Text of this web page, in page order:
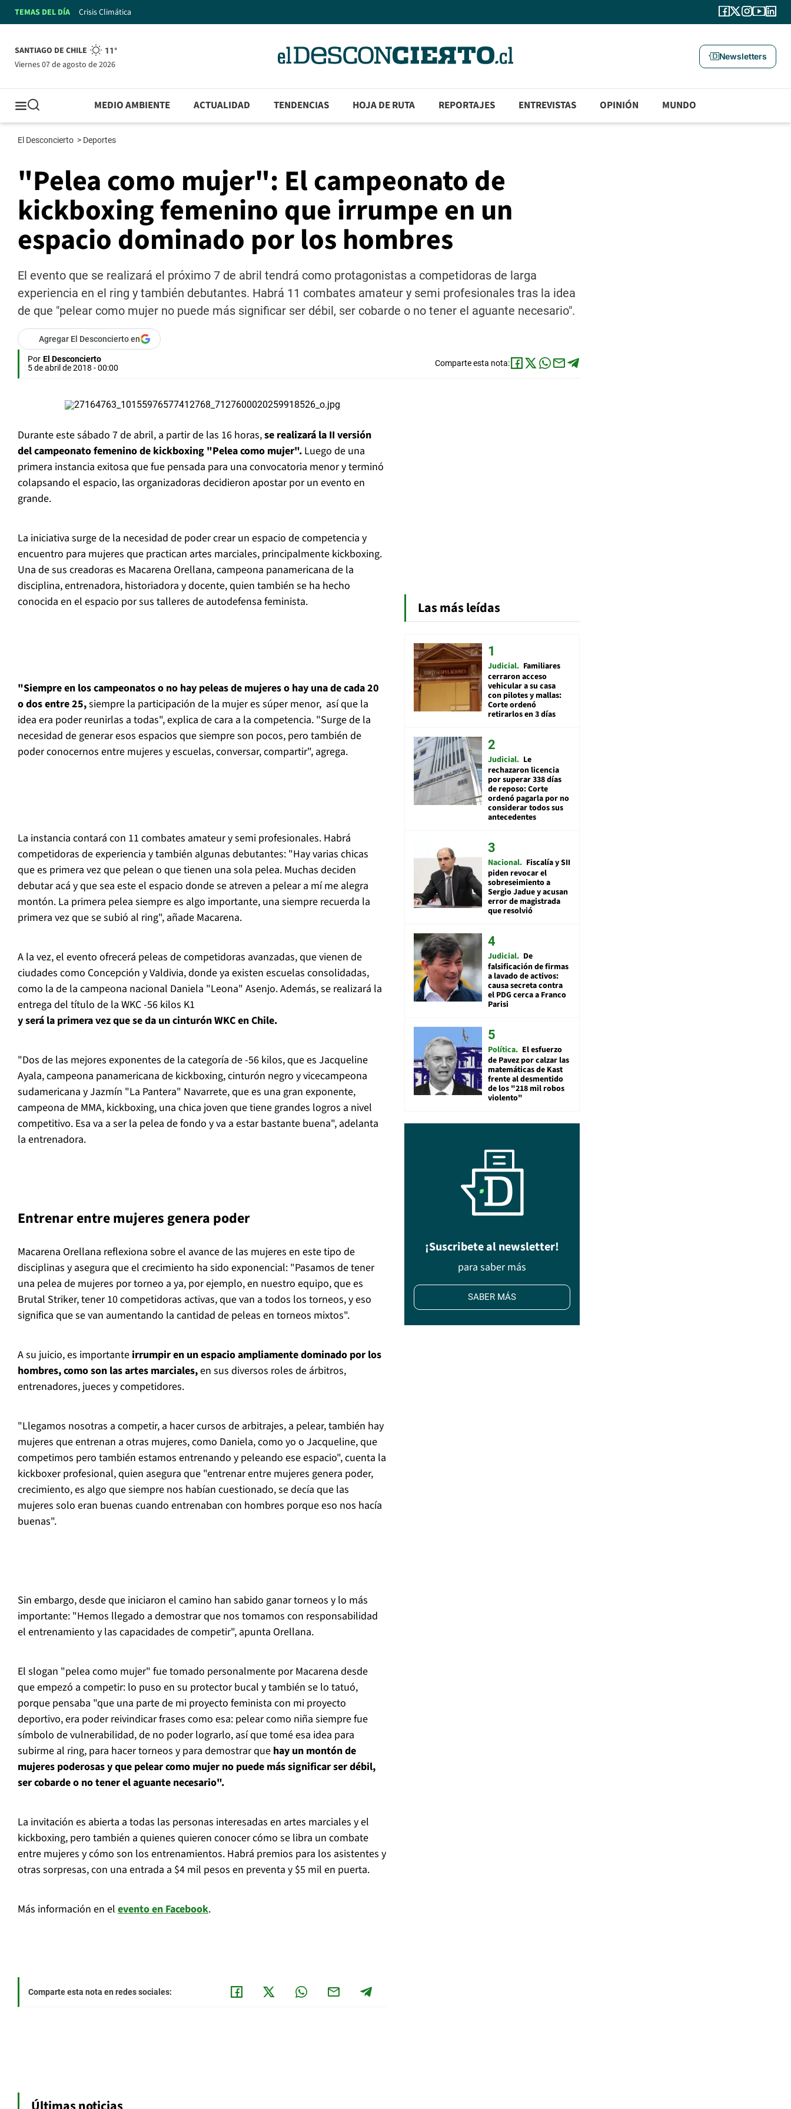
TEMAS DEL DÍA Crisis Climática
SANTIAGO DE CHILE 11°
viernes 07 de agosto de 2026
Newsletters
MEDIO AMBIENTE ACTUALIDAD TENDENCIAS HOJA DE RUTA REPORTAJES ENTREVISTAS OPINIÓN MUNDO
El Desconcierto > Deportes
"Pelea como mujer": El campeonato de
kickboxing femenino que irrumpe en un
espacio dominado por los hombres
El evento que se realizará el próximo 7 de abril tendrá como protagonistas a competidoras de larga
experiencia en el ring y también debutantes. Habrá 11 combates amateur y semi profesionales tras la idea
de que "pelear como mujer no puede más significar ser débil, ser cobarde o no tener el aguante necesario".
Agregar El Desconcierto en
Por El Desconcierto
5 de abril de 2018 - 00:00
Comparte esta nota:
Durante este sábado 7 de abril, a partir de las 16 horas,se realizará la II versión
del campeonato femenino de kickboxing "Pelea como mujer". Luego de una
primera instancia exitosa que fue pensada para una convocatoria menor y terminó
colapsando el espacio, las organizadoras decidieron apostar por un evento en
grande.
La iniciativa surge de la necesidad de poder crear un espacio de competencia y
encuentro para mujeres que practican artes marciales, principalmente kickboxing.
Una de sus creadoras es Macarena Orellana, campeona panamericana de la
disciplina, entrenadora, historiadora y docente, quien también se ha hecho
conocida en el espacio por sus talleres de autodefensa feminista.
"Siempre en los campeonatos o no hay peleas de mujeres o hay una de cada 20
o dos entre 25,siempre la participación de la mujer es súper menor, así que la
idea era poder reunirlas a todas", explica de cara a la competencia. "Surge de la
necesidad de generar esos espacios que siempre son pocos, pero también de
poder conocernos entre mujeres y escuelas, conversar, compartir", agrega.
La instancia contará con 11 combates amateur y semi profesionales. Habrá
competidoras de experiencia y también algunas debutantes: "Hay varias chicas
que es primera vez que pelean o que tienen una sola pelea. Muchas deciden
debutar acá y que sea este el espacio donde se atreven a pelear a mí me alegra
montón. La primera pelea siempre es algo importante, una siempre recuerda la
primera vez que se subió al ring", añade Macarena.
A la vez, el evento ofrecerá peleas de competidoras avanzadas, que vienen de
ciudades como Concepción y Valdivia, donde ya existen escuelas consolidadas,
como la de la campeona nacional Daniela "Leona" Asenjo. Además, se realizará la
entrega del título de la WKC -56 kilos K1
y será la primera vez que se da un cinturón WKC en Chile.
"Dos de las mejores exponentes de la categoría de -56 kilos, que es Jacqueline
Ayala, campeona panamericana de kickboxing, cinturón negro y vicecampeona
sudamericana y Jazmín "La Pantera" Navarrete, que es una gran exponente,
campeona de MMA, kickboxing, una chica joven que tiene grandes logros a nivel
competitivo. Esa va a ser la pelea de fondo y va a estar bastante buena", adelanta
la entrenadora.
Entrenar entre mujeres genera poder
Macarena Orellana reflexiona sobre el avance de las mujeres en este tipo de
disciplinas y asegura que el crecimiento ha sido exponencial: "Pasamos de tener
una pelea de mujeres por torneo a ya, por ejemplo, en nuestro equipo, que es
Brutal Striker, tener 10 competidoras activas, que van a todos los torneos, y eso
significa que se van aumentando la cantidad de peleas en torneos mixtos".
A su juicio, es importante irrumpir en un espacio ampliamente dominado por los
hombres, como son las artes marciales,en sus diversos roles de árbitros,
entrenadores, jueces y competidores.
"Llegamos nosotras a competir, a hacer cursos de arbitrajes, a pelear, también hay
mujeres que entrenan a otras mujeres, como Daniela, como yo o Jacqueline, que
competimos pero también estamos entrenando y peleando ese espacio", cuenta la
kickboxer profesional, quien asegura que "entrenar entre mujeres genera poder,
crecimiento, es algo que siempre nos habían cuestionado, se decía que las
mujeres solo eran buenas cuando entrenaban con hombres porque eso nos hacía
buenas".
Sin embargo, desde que iniciaron el camino han sabido ganar torneos y lo más
importante: "Hemos llegado a demostrar que nos tomamos con responsabilidad
el entrenamiento y las capacidades de competir", apunta Orellana.
El slogan "pelea como mujer" fue tomado personalmente por Macarena desde
que empezó a competir: lo puso en su protector bucal y también se lo tatuó,
porque pensaba "que una parte de mi proyecto feminista con mi proyecto
deportivo, era poder reivindicar frases como esa: pelear como niña siempre fue
símbolo de vulnerabilidad, de no poder lograrlo, así que tomé esa idea para
subirme al ring, para hacer torneos y para demostrar que hay un montón de
mujeres poderosas y que pelear como mujer no puede más significar ser débil,
ser cobarde o no tener el aguante necesario".
La invitación es abierta a todas las personas interesadas en artes marciales y el
kickboxing, pero también a quienes quieren conocer cómo se libra un combate
entre mujeres y cómo son los entrenamientos. Habrá premios para los asistentes y
otras sorpresas, con una entrada a $4 mil pesos en preventa y $5 mil en puerta.
Más información en el evento en Facebook.
Comparte esta nota en redes sociales:
Las más leídas
Judicial Familiares
cerraron acceso
vehicular a su casa
con pilotes y mallas:
Corte ordenó
retirarlos en 3 días
Judicial Le
rechazaron licencia
por superar 338 días
de reposo: Corte
ordenó pagarla por no
considerar todos sus
antecedentes
Nacional Fiscalía y SII
piden revocar el
sobreseimiento a
Sergio Jadue y acusan
error de magistrada
que resolvió
Judicial De
falsificación de firmas
a lavado de activos:
causa secreta contra
el PDG cerca a Franco
Parisi
Política El esfuerzo
de Pavez por calzar las
matemáticas de Kast
frente al desmentido
de los "218 mil robos
violento"
¡Suscribete al newsletter!
para saber más
SABER MÁS